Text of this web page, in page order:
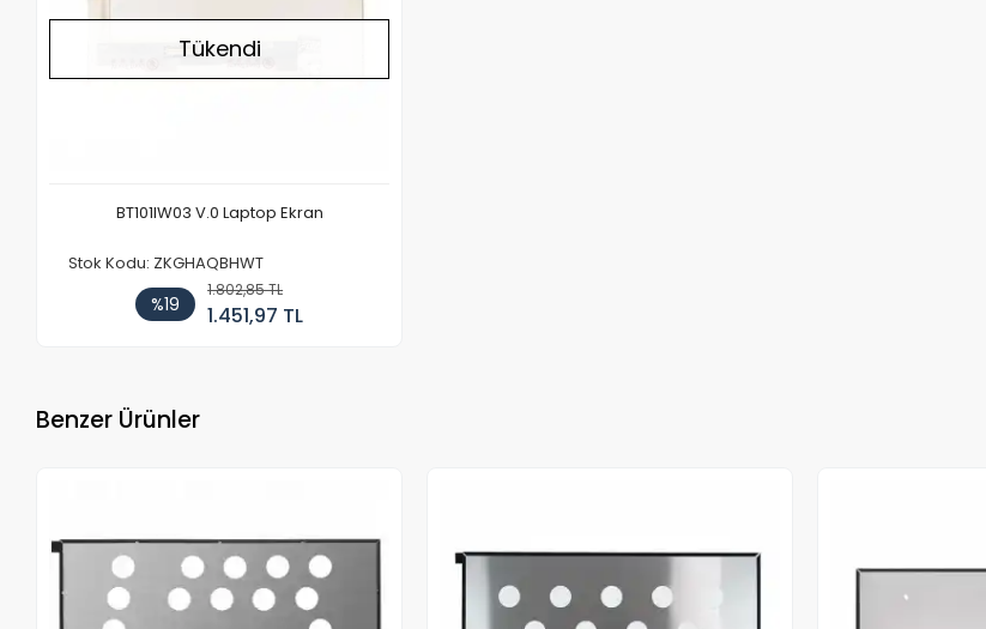
Tükendi
BT101IW03 V.0 Laptop Ekran
Stok Kodu: ZKGHAQBHWT
%19
1.802,85 TL
1.451,97 TL
Benzer Ürünler